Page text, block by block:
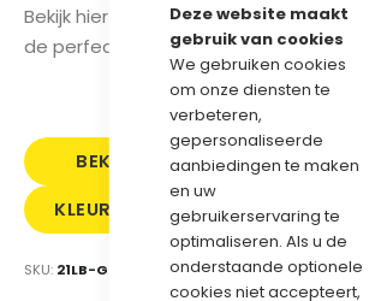
Deze website maakt
gebruik van cookies
We gebruiken cookies
om onze diensten te
verbeteren,
gepersonaliseerde
aanbiedingen te maken
en uw
gebruikerservaring te
optimaliseren. Als u de
onderstaande optionele
cookies niet accepteert,
Bekijk hier onze
grosgrain lint
de perfecte kleur voor uw merk of
BEKIJK
PRIJS
SAMPLE
BESTELLEN
KLEURENKAART
SKU 21LB-GRG-38